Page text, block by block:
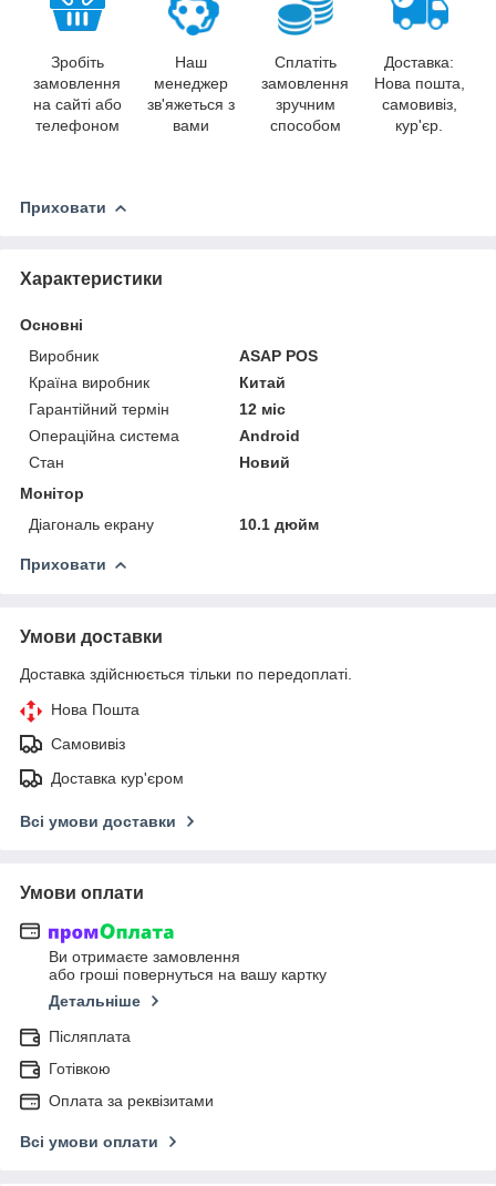
Зробіть
замовлення
на сайті або
телефоном
Наш
менеджер
зв'яжеться з
вами
Сплатіть
замовлення
зручним
способом
Доставка:
Нова пошта,
самовивіз,
кур'єр.
Приховати
Характеристики
Основні
Виробник
ASAP POS
Країна виробник
Китай
Гарантійний термін
12 міс
Операційна система
Android
Стан
Новий
Монітор
Діагональ екрану
10.1 дюйм
Приховати
Умови доставки
Доставка здійснюється тільки по передоплаті.
Нова Пошта
Самовивіз
Доставка кур'єром
Всі умови доставки
Умови оплати
Ви отримаєте замовлення
або гроші повернуться на вашу картку
Детальніше
Післяплата
Готівкою
Оплата за реквізитами
Всі умови оплати